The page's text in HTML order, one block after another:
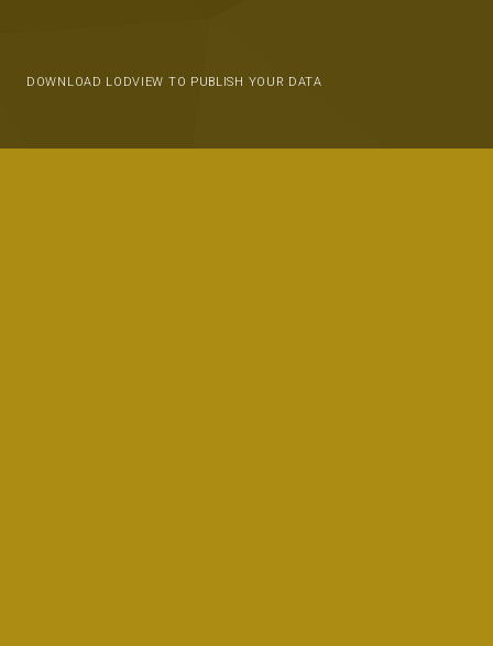
DOWNLOAD LODVIEW TO PUBLISH YOUR DATA